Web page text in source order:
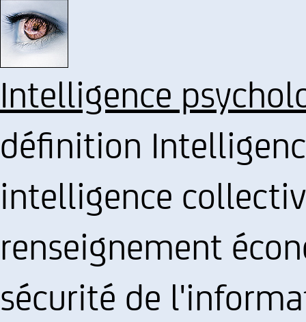
Intelligence
définition
intelligence
renseignement
sécurité de